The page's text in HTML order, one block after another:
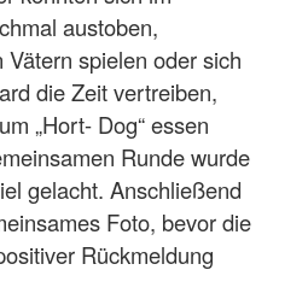
austoben,
spielen oder sich
die Zeit vertreiben,
„Hort- Dog“ essen
Runde wurde
gelacht. Anschließend
Foto, bevor die
Rückmeldung